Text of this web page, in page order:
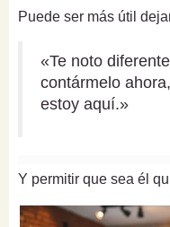
Puede ser más útil
«Te noto
contármelo
estoy aquí.»
Y permitir que sea él